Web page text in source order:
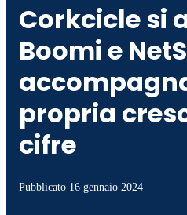
Corkcicle si
Boomi e
propria
cifre
Pubblicato 16 gennaio 2024